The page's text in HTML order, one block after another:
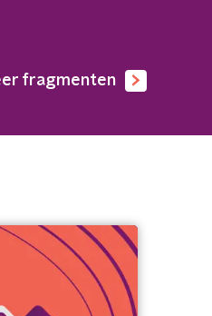
fragmenten